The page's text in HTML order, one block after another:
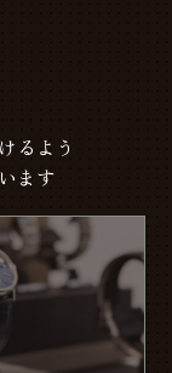
るよう
ます